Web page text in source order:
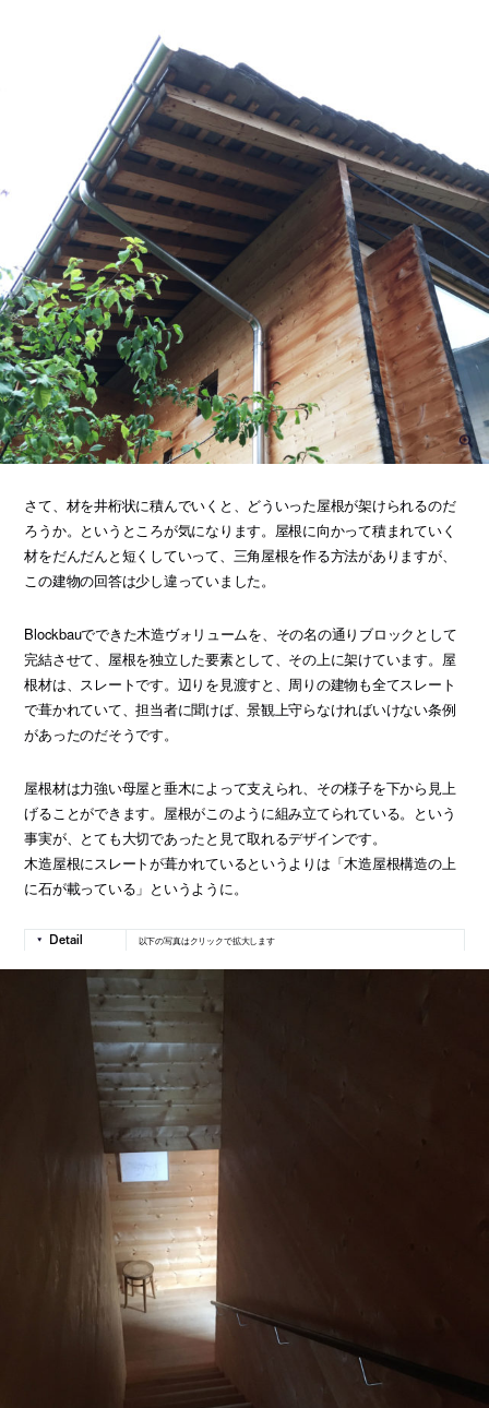
さて、材を井桁状に積んでいくと、どういった屋根が架けられるのだ
ろうか。というところが気になります。屋根に向かって積まれていく
材をだんだんと短くしていって、三角屋根を作る方法がありますが、
この建物の回答は少し違っていました。
Blockbauでできた木造ヴォリュームを、その名の通りブロックとして
完結させて、屋根を独立した要素として、その上に架けています。屋
根材は、スレートです。辺りを見渡すと、周りの建物も全てスレート
で葺かれていて、担当者に聞けば、景観上守らなければいけない条例
があったのだそうです。
屋根材は力強い母屋と垂木によって支えられ、その様子を下から見上
げることができます。屋根がこのように組み立てられている。という
事実が、とても大切であったと見て取れるデザインです。
木造屋根にスレートが葺かれているというよりは「木造屋根構造の上
に石が載っている」というように。
以下の写真はクリックで拡大します